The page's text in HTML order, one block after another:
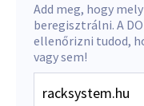
Add meg, hogy
beregisztrálni. A
ellenőrizni tudod,
vagy sem!